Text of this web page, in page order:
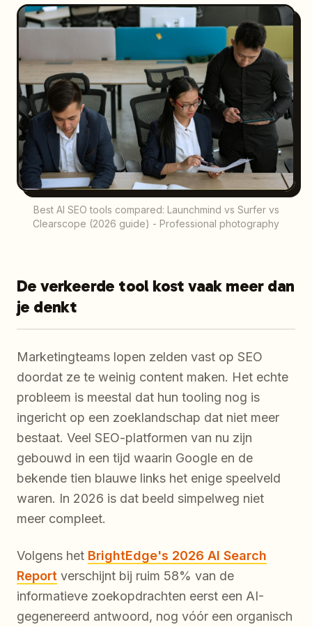
Best AI SEO tools compared: Launchmind vs Surfer vs
Clearscope (2026 guide) - Professional photography
De verkeerde tool kost vaak meer dan
je denkt
Marketingteams lopen zelden vast op SEO
doordat ze te weinig content maken. Het echte
probleem is meestal dat hun tooling nog is
ingericht op een zoeklandschap dat niet meer
bestaat. Veel SEO-platformen van nu zijn
gebouwd in een tijd waarin Google en de
bekende tien blauwe links het enige speelveld
waren. In 2026 is dat beeld simpelweg niet
meer compleet.
Volgens het BrightEdge's 2026 AI Search
Report verschijnt bij ruim 58% van de
informatieve zoekopdrachten eerst een AI-
gegenereerd antwoord, nog vóór een organisch